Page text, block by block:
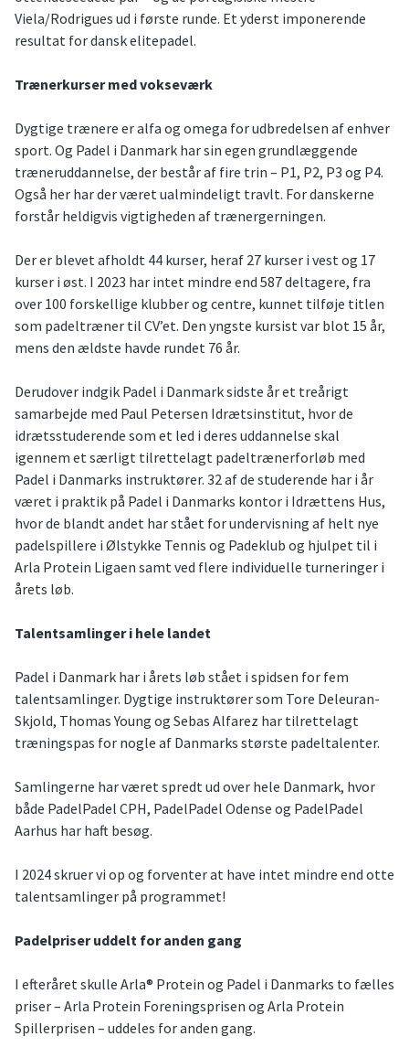
Viela/Rodrigues ud i første runde. Et yderst imponerende
resultat for dansk elitepadel.
Trænerkurser med vokseværk
Dygtige trænere er alfa og omega for udbredelsen af enhver
sport. Og Padel i Danmark har sin egen grundlæggende
træneruddannelse, der består af fire trin – P1, P2, P3 og P4.
Også her har der været ualmindeligt travlt. For danskerne
forstår heldigvis vigtigheden af trænergerningen.
Der er blevet afholdt 44 kurser, heraf 27 kurser i vest og 17
kurser i øst. I 2023 har intet mindre end 587 deltagere, fra
over 100 forskellige klubber og centre, kunnet tilføje titlen
som padeltræner til CV’et. Den yngste kursist var blot 15 år,
mens den ældste havde rundet 76 år.
Derudover indgik Padel i Danmark sidste år et treårigt
samarbejde med Paul Petersen Idrætsinstitut, hvor de
idrætsstuderende som et led i deres uddannelse skal
igennem et særligt tilrettelagt padeltrænerforløb med
Padel i Danmarks instruktører. 32 af de studerende har i år
været i praktik på Padel i Danmarks kontor i Idrættens Hus,
hvor de blandt andet har stået for undervisning af helt nye
padelspillere i Ølstykke Tennis og Padeklub og hjulpet til i
Arla Protein Ligaen samt ved flere individuelle turneringer i
årets løb.
Talentsamlinger i hele landet
Padel i Danmark har i årets løb stået i spidsen for fem
talentsamlinger. Dygtige instruktører som Tore Deleuran-
Skjold, Thomas Young og Sebas Alfarez har tilrettelagt
træningspas for nogle af Danmarks største padeltalenter.
Samlingerne har været spredt ud over hele Danmark, hvor
både PadelPadel CPH, PadelPadel Odense og PadelPadel
Aarhus har haft besøg.
I 2024 skruer vi op og forventer at have intet mindre end otte
talentsamlinger på programmet!
Padelpriser uddelt for anden gang
I efteråret skulle Arla® Protein og Padel i Danmarks to fælles
priser – Arla Protein Foreningsprisen og Arla Protein
Spillerprisen – uddeles for anden gang.